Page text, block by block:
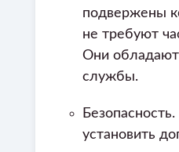
подвержены
не требуют
Они
службы.
установить